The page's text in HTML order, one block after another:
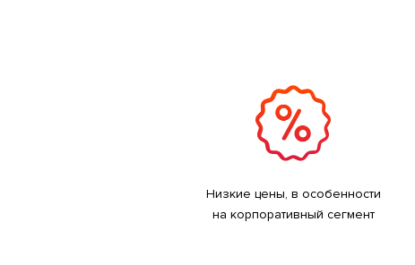
Низкие цены, в особенности
на корпоративный сегмент